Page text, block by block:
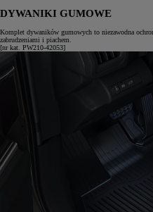
DYWANIKI GUMOWE
Komplet dywaników gumowych to niezawodna
zabrudzeniami i piachem.
[nr kat. PW210-42053]